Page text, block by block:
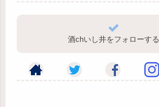
酒chいし井をフォローする